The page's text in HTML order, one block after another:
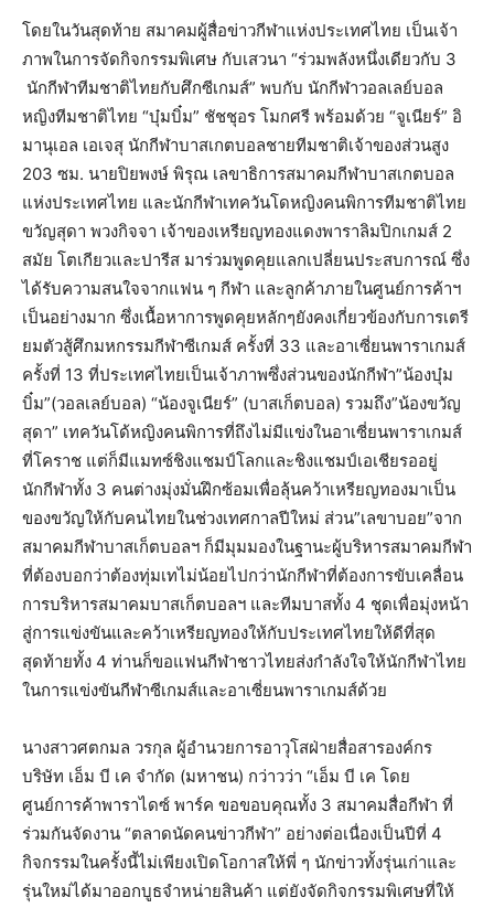
โดยในวันสุดท้าย สมาคมผู้สื่อข่าวกีฬาแห่งประเทศไทย เป็นเจ้า
ภาพในการจัดกิจกรรมพิเศษ กับเสวนา “ร่วมพลังหนึ่งเดียวกับ 3
นักกีฬาทีมชาติไทยกับศึกซีเกมส์” พบกับ นักกีฬาวอลเลย์บอล
หญิงทีมชาติไทย “บุ๋มบิ๋ม” ชัชชุอร โมกศรี พร้อมด้วย “จูเนียร์” อิ
มานุเอล เอเจสุ นักกีฬาบาสเกตบอลชายทีมชาติเจ้าของส่วนสูง
203 ซม. นายปิยพงษ์ พิรุณ เลขาธิการสมาคมกีฬาบาสเกตบอล
แห่งประเทศไทย และนักกีฬาเทควันโดหญิงคนพิการทีมชาติไทย
ขวัญสุดา พวงกิจจา เจ้าของเหรียญทองแดงพาราลิมปิกเกมส์ 2
สมัย โตเกียวและปารีส มาร่วมพูดคุยแลกเปลี่ยนประสบการณ์ ซึ่ง
ได้รับความสนใจจากแฟน ๆ กีฬา และลูกค้าภายในศูนย์การค้าฯ
เป็นอย่างมาก ซึ่งเนื้อหาการพูดคุยหลักๆยังคงเกี่ยวข้องกับการเตรี
ยมตัวสู้ศึกมหกรรมกีฬาซีเกมส์ ครั้งที่ 33 และอาเซี่ยนพาราเกมส์
ครั้งที่ 13 ที่ประเทศไทยเป็นเจ้าภาพซึ่งส่วนของนักกีฬา”น้องบุ๋ม
บิ๋ม”(วอลเลย์บอล) “น้องจูเนียร์” (บาสเก็ตบอล) รวมถึง”น้องขวัญ
สุดา” เทควันโด้หญิงคนพิการที่ถึงไม่มีแข่งในอาเซี่ยนพาราเกมส์
ที่โคราช แต่ก็มีแมทซ์ชิงแชมป์โลกและชิงแชมป์เอเชียรออยู่
นักกีฬาทั้ง 3 คนต่างมุ่งมั่นฝึกซ้อมเพื่อลุ้นคว้าเหรียญทองมาเป็น
ของขวัญให้กับคนไทยในช่วงเทศกาลปีใหม่ ส่วน”เลขาบอย”จาก
สมาคมกีฬาบาสเก็ตบอลฯ ก็มีมุมมองในฐานะผู้บริหารสมาคมกีฬา
ที่ต้องบอกว่าต้องทุ่มเทไม่น้อยไปกว่านักกีฬาที่ต้องการขับเคลื่อน
การบริหารสมาคมบาสเก็ตบอลฯ และทีมบาสทั้ง 4 ชุดเพื่อมุ่งหน้า
สู่การแข่งขันและคว้าเหรียญทองให้กับประเทศไทยให้ดีที่สุด
สุดท้ายทั้ง 4 ท่านก็ขอแฟนกีฬาชาวไทยส่งกำลังใจให้นักกีฬาไทย
ในการแข่งขันกีฬาซีเกมส์และอาเซี่ยนพาราเกมส์ด้วย
นางสาวศตกมล วรกุล ผู้อำนวยการอาวุโสฝ่ายสื่อสารองค์กร
บริษัท เอ็ม บี เค จำกัด (มหาชน) กว่าวว่า “เอ็ม บี เค โดย
ศูนย์การค้าพาราไดซ์ พาร์ค ขอขอบคุณทั้ง 3 สมาคมสื่อกีฬา ที่
ร่วมกันจัดงาน “ตลาดนัดคนข่าวกีฬา” อย่างต่อเนื่องเป็นปีที่ 4
กิจกรรมในครั้งนี้ไม่เพียงเปิดโอกาสให้พี่ ๆ นักข่าวทั้งรุ่นเก่าและ
รุ่นใหม่ได้มาออกบูธจำหน่ายสินค้า แต่ยังจัดกิจกรรมพิเศษที่ให้